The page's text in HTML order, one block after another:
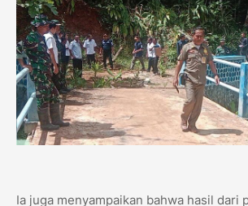
Ia juga menyampaikan bahwa hasil dari